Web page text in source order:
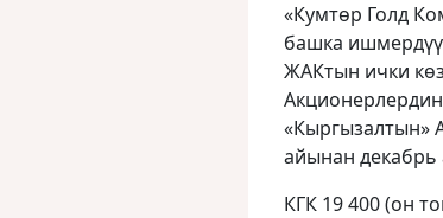
«Кумтөр Голд
башка
ЖАКтын ички
«Кыргызалтын»
айынан
КГК 19 400 (он